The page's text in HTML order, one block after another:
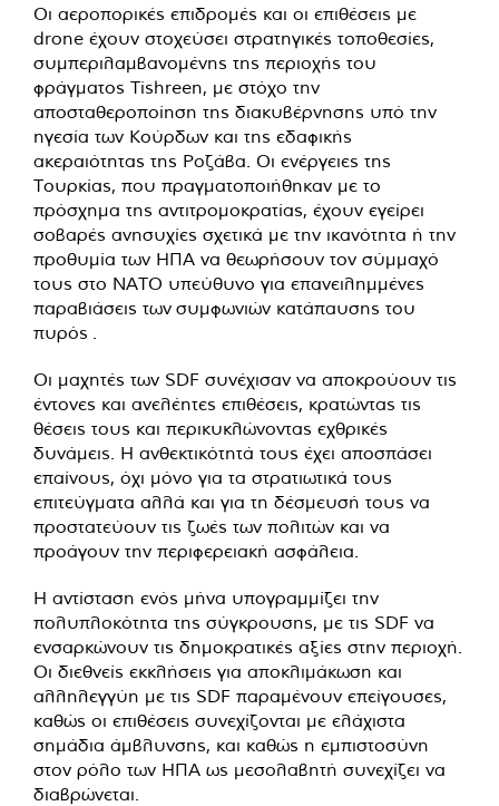
Οι αεροπορικές επιδρομές και οι επιθέσεις με
drone έχουν στοχεύσει στρατηγικές τοποθεσίες,
συμπεριλαμβανομένης της περιοχής του
φράγματος Tishreen, με στόχο την
αποσταθεροποίηση της διακυβέρνησης υπό την
ηγεσία των Κούρδων και της εδαφικής
ακεραιότητας της Ροζάβα. Οι ενέργειες της
Τουρκίας, που πραγματοποιήθηκαν με το
πρόσχημα της αντιτρομοκρατίας, έχουν εγείρει
σοβαρές ανησυχίες σχετικά με την ικανότητα ή την
προθυμία των ΗΠΑ να θεωρήσουν τον σύμμαχό
τους στο ΝΑΤΟ υπεύθυνο για επανειλημμένες
παραβιάσεις των συμφωνιών κατάπαυσης του
πυρός .
Οι μαχητές των SDF συνέχισαν να αποκρούουν τις
έντονες και ανελέητες επιθέσεις, κρατώντας τις
θέσεις τους και περικυκλώνοντας εχθρικές
δυνάμεις. Η ανθεκτικότητά τους έχει αποσπάσει
επαίνους, όχι μόνο για τα στρατιωτικά τους
επιτεύγματα αλλά και για τη δέσμευσή τους να
προστατεύουν τις ζωές των πολιτών και να
προάγουν την περιφερειακή ασφάλεια.
Η αντίσταση ενός μήνα υπογραμμίζει την
πολυπλοκότητα της σύγκρουσης, με τις SDF να
ενσαρκώνουν τις δημοκρατικές αξίες στην περιοχή.
Οι διεθνείς εκκλήσεις για αποκλιμάκωση και
αλληλεγγύη με τις SDF παραμένουν επείγουσες,
καθώς οι επιθέσεις συνεχίζονται με ελάχιστα
σημάδια άμβλυνσης, και καθώς η εμπιστοσύνη
στον ρόλο των ΗΠΑ ως μεσολαβητή συνεχίζει να
διαβρώνεται.